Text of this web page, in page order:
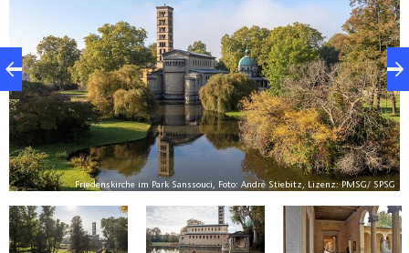
Friedenskirche im Park Sanssouci, Foto: André Stiebitz, Lizenz: PMSG/ SPSG